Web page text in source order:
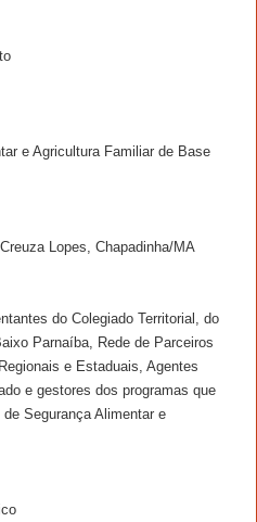
e Agricultura Familiar de Base
Lopes, Chapadinha/MA
do Colegiado Territorial, do
Parnaíba, Rede de Parceiros
e Estaduais, Agentes
e gestores dos programas que
Segurança Alimentar e